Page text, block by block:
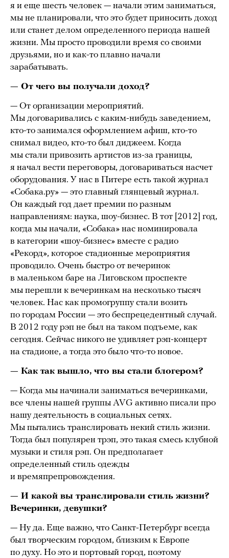
я и еще шесть человек — начали этим заниматься,
мы не планировали, что это будет приносить доход
или станет делом определенного периода нашей
жизни. Мы просто проводили время со своими
друзьями, но и как-то плавно начали
зарабатывать.
— От чего вы получали доход?
— От организации мероприятий.
Мы договаривались с каким-нибудь заведением,
кто-то занимался оформлением афиш, кто-то
снимал видео, кто-то был диджеем. Когда
мы стали привозить артистов из-за границы,
я начал вести переговоры, договариваться насчет
оборудования. У нас в Питере есть такой журнал
«Собака.ру» — это главный глянцевый журнал.
Он каждый год дает премии по разным
направлениям: наука, шоу-бизнес. В тот [2012] год,
когда мы начали, «Собака» нас номинировала
в категории «шоу-бизнес» вместе с радио
«Рекорд», которое стадионные мероприятия
проводило. Очень быстро от вечеринок
в маленьком баре на Лиговском проспекте
мы перешли к вечеринкам на несколько тысяч
человек. Нас как промогруппу стали возить
по городам России — это беспрецедентный случай.
В 2012 году рэп не был на таком подъеме, как
сегодня. Сейчас никого не удивляет рэп-концерт
на стадионе, а тогда это было что-то новое.
— Как так вышло, что вы стали блогером?
— Когда мы начинали заниматься вечеринками,
все члены нашей группы AVG активно писали про
нашу деятельность в социальных сетях.
Мы пытались транслировать некий стиль жизни.
Тогда был популярен трэп, это такая смесь клубной
музыки и стиля рэп. Он предполагает
определенный стиль одежды
и времяпрепровождения.
— И какой вы транслировали стиль жизни?
Вечеринки, девушки?
— Ну да. Еще важно, что Санкт-Петербург всегда
был творческим городом, близким к Европе
по духу. Но это и портовый город, поэтому